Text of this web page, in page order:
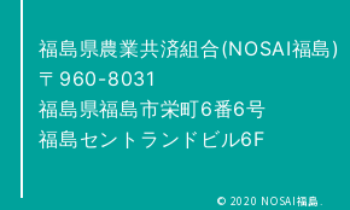
福島県農業共済組合(NOSAI福島)
〒960-8031
福島県福島市栄町6番6号
福島セントランドビル6F
© 2020 NOSAI福島.